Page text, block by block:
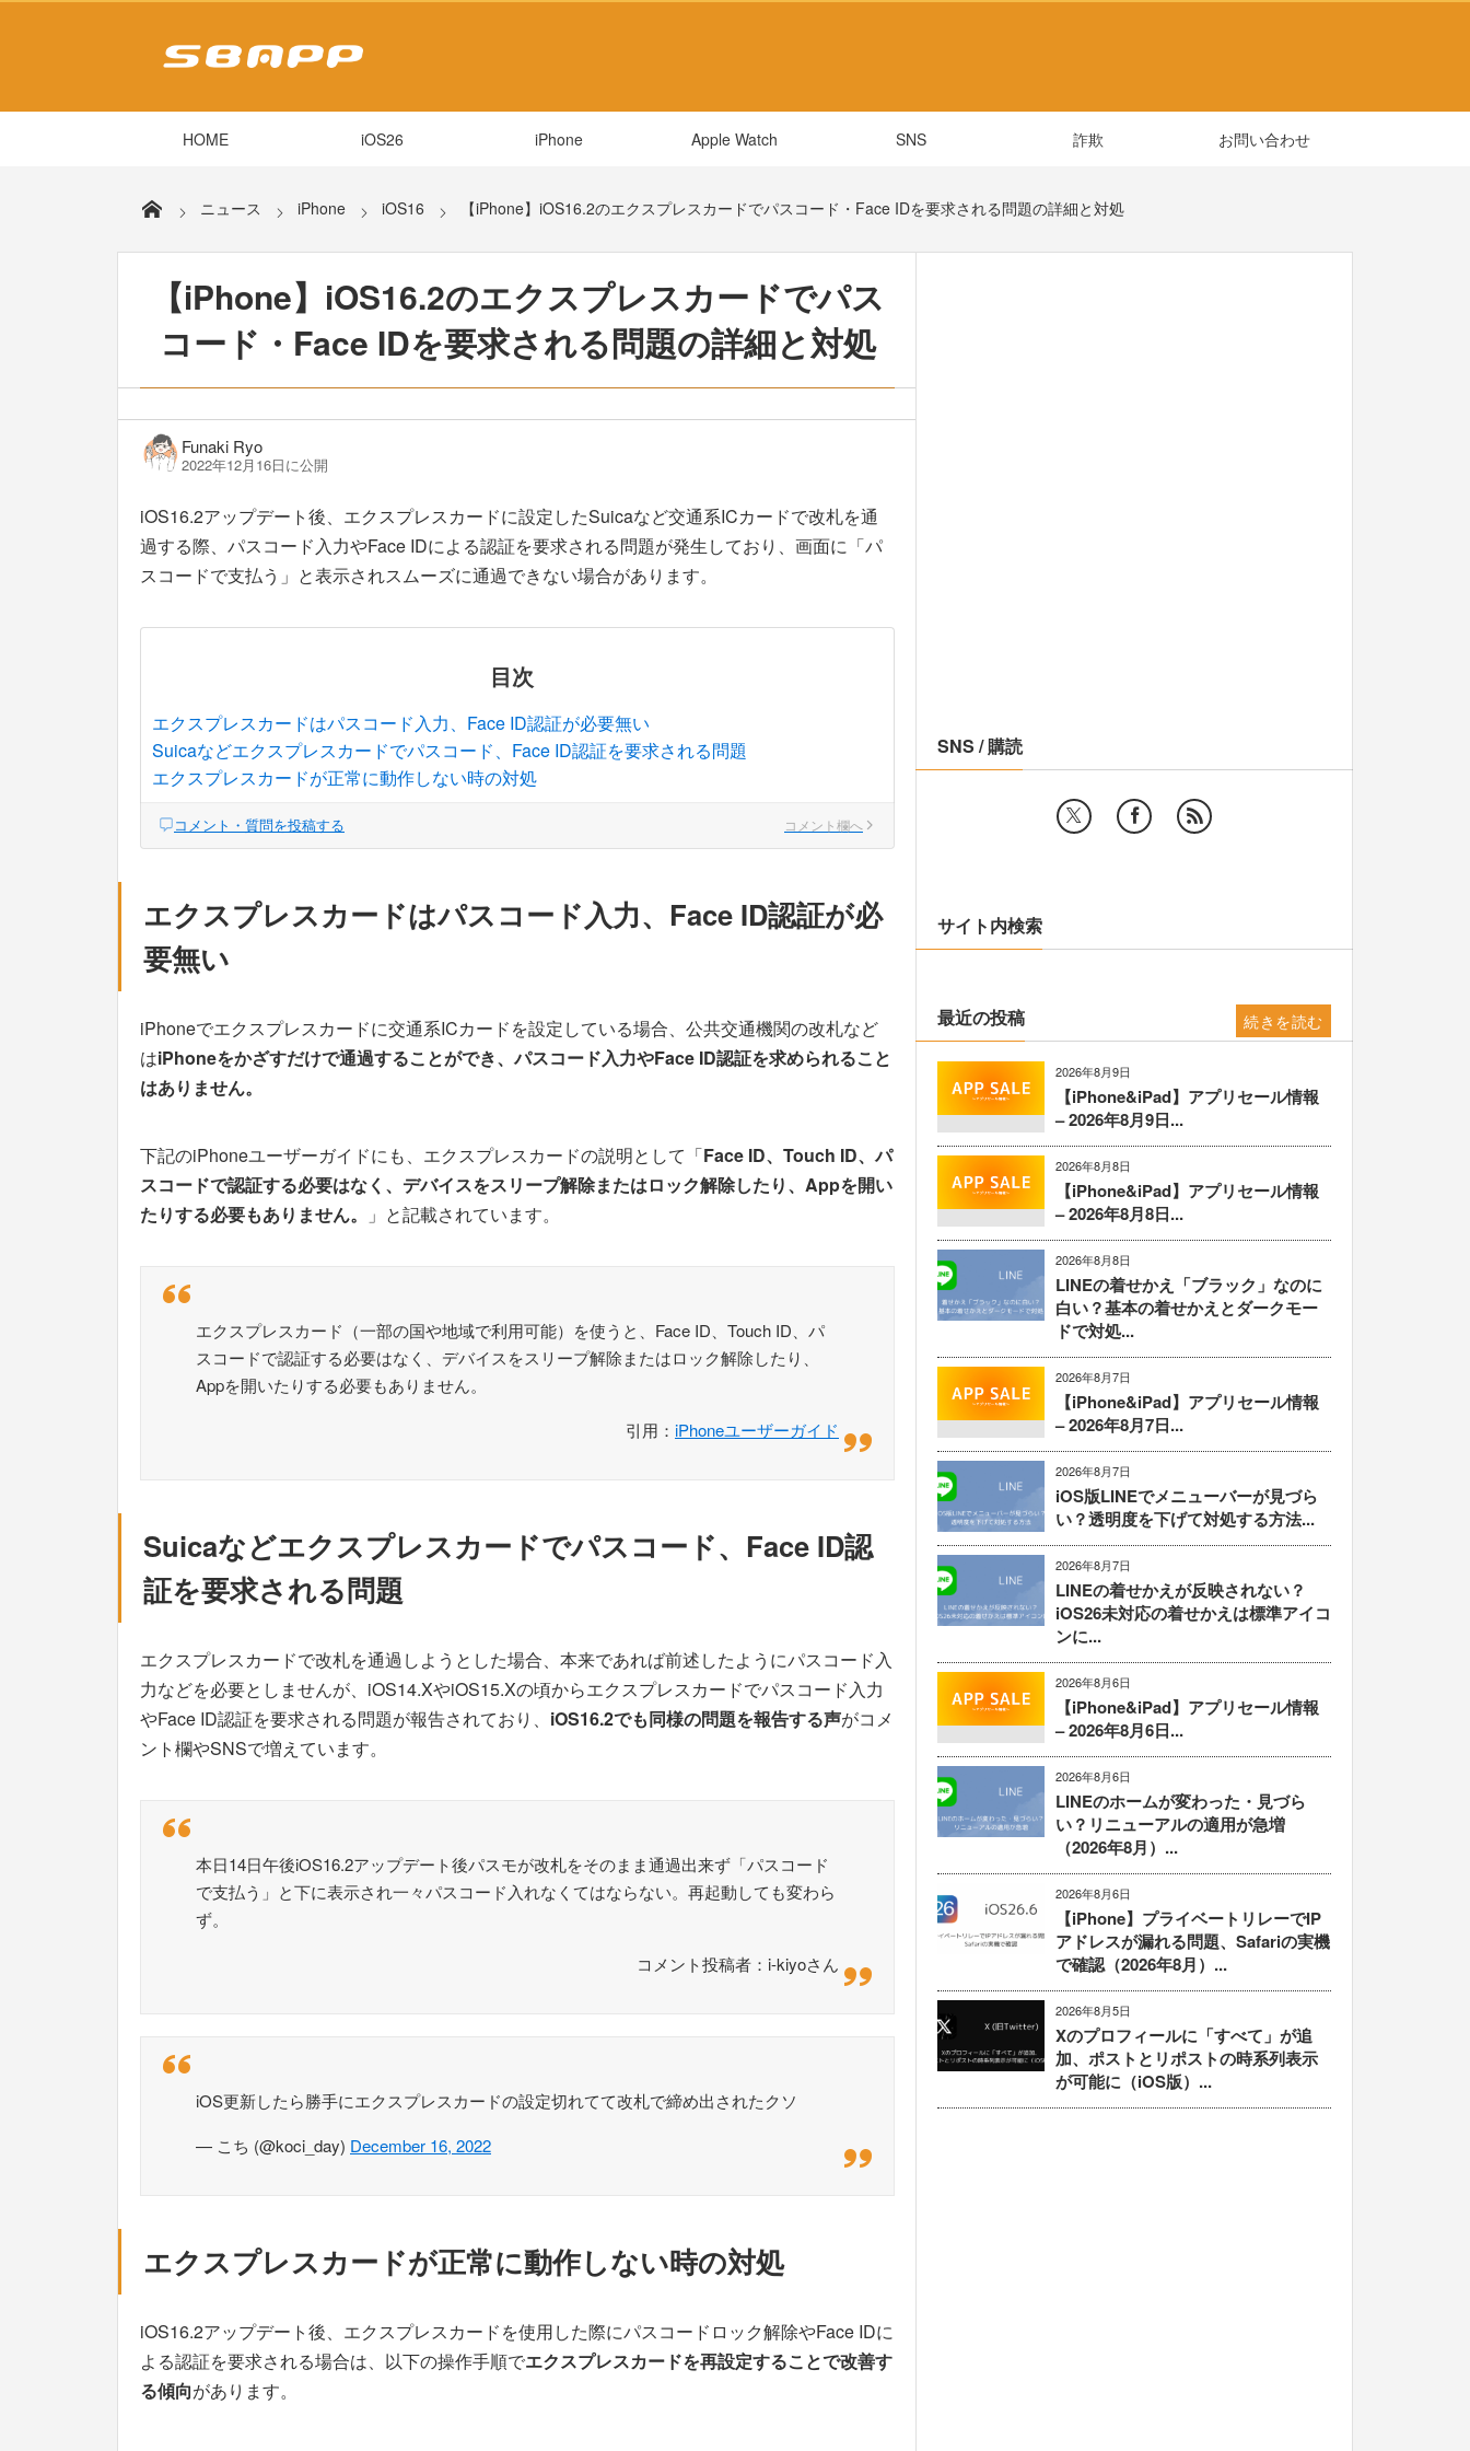
HOME iOS26 iPhone Apple Watch SNS 詐欺 お問い合わせ
ニュース iPhone iOS16 【iPhone】iOS16.2のエクスプレスカードでパスコード・Face IDを要求される問題の詳細と対処
【iPhone】iOS16.2のエクスプレスカードでパス
コード・Face IDを要求される問題の詳細と対処
Funaki Ryo
2022年12月16日に公開
iOS16.2アップデート後、エクスプレスカードに設定したSuicaなど交通系ICカードで改札を通
過する際、パスコード入力やFace IDによる認証を要求される問題が発生しており、画面に「パ
スコードで支払う」と表示されスムーズに通過できない場合があります。
目次
エクスプレスカードはパスコード入力、Face ID認証が必要無い
Suicaなどエクスプレスカードでパスコード、Face ID認証を要求される問題
エクスプレスカードが正常に動作しない時の対処
コメント・質問を投稿する コメント欄へ
エクスプレスカードはパスコード入力、Face ID認証が必
要無い
iPhoneでエクスプレスカードに交通系ICカードを設定している場合、公共交通機関の改札など
はiPhoneをかざすだけで通過することができ、パスコード入力やFace ID認証を求められること
はありません。
下記のiPhoneユーザーガイドにも、エクスプレスカードの説明として「Face ID、Touch ID、パ
スコードで認証する必要はなく、デバイスをスリープ解除またはロック解除したり、Appを開い
たりする必要もありません。
」と記載されています。
エクスプレスカード（一部の国や地域で利用可能）を使うと、Face ID、Touch ID、パ
スコードで認証する必要はなく、デバイスをスリープ解除またはロック解除したり、
Appを開いたりする必要もありません。
引用： iPhoneユーザーガイド
Suicaなどエクスプレスカードでパスコード、Face ID認
証を要求される問題
エクスプレスカードで改札を通過しようとした場合、本来であれば前述したようにパスコード入
力などを必要としませんが、iOS14.XやiOS15.Xの頃からエクスプレスカードでパスコード入力
やFace ID認証を要求される問題が報告されており、 iOS16.2でも同様の問題を報告する声がコメ
ント欄やSNSで増えています。
本日14日午後iOS16.2アップデート後パスモが改札をそのまま通過出来ず「パスコード
で支払う」と下に表示され一々パスコード入れなくてはならない。再起動しても変わら
ず。
コメント投稿者：i-kiyoさん
iOS更新したら勝手にエクスプレスカードの設定切れてて改札で締め出されたクソ
— こち (@koci_day) December 16, 2022
エクスプレスカードが正常に動作しない時の対処
iOS16.2アップデート後、エクスプレスカードを使用した際にパスコードロック解除やFace IDに
よる認証を要求される場合は、以下の操作手順でエクスプレスカードを再設定することで改善す
る傾向があります。
SNS / 購読
サイト内検索
最近の投稿
2026年8月9日
【iPhone&iPad】アプリセール情報
– 2026年8月9日...
2026年8月8日
【iPhone&iPad】アプリセール情報
– 2026年8月8日...
2026年8月8日
LINEの着せかえ「ブラック」なのに
白い？基本の着せかえとダークモー
ドで対処...
2026年8月7日
【iPhone&iPad】アプリセール情報
– 2026年8月7日...
2026年8月7日
iOS版LINEでメニューバーが見づら
い？透明度を下げて対処する方法...
2026年8月7日
LINEの着せかえが反映されない？
iOS26未対応の着せかえは標準アイコ
ンに...
2026年8月6日
【iPhone&iPad】アプリセール情報
– 2026年8月6日...
2026年8月6日
LINEのホームが変わった・見づら
い？リニューアルの適用が急増
（2026年8月）...
2026年8月6日
【iPhone】プライベートリレーでIP
アドレスが漏れる問題、Safariの実機
で確認（2026年8月）...
2026年8月5日
Xのプロフィールに「すべて」が追
加、ポストとリポストの時系列表示
が可能に（iOS版）...
続きを読む